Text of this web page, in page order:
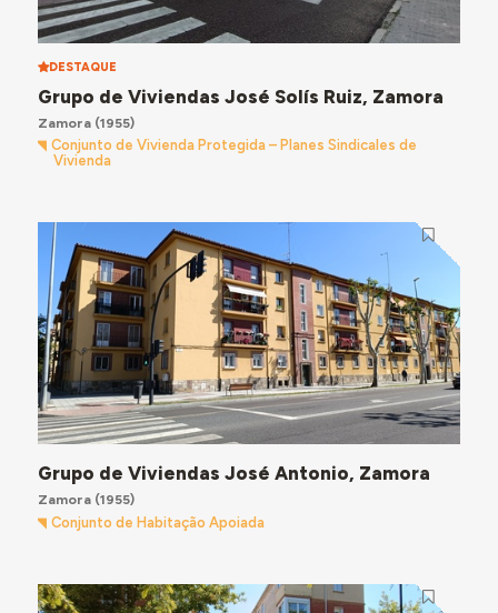
DESTAQUE
Grupo de Viviendas José Solís Ruiz, Zamora
Zamora(1955)
Conjunto de Vivienda Protegida – Planes Sindicales de
Vivienda
Grupo de Viviendas José Antonio, Zamora
Zamora(1955)
Conjunto de Habitação Apoiada